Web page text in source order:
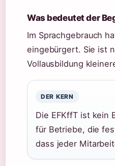
Was bedeutet der
Im Sprachgebrauch
eingebürgert. Sie ist
Vollausbildung
DER KERN
Die EFKffT ist kein
für Betriebe, die
dass jeder